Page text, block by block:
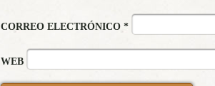
CORREO ELECTRÓNICO *
WEB